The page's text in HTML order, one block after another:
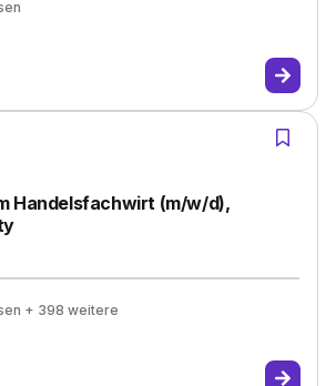
Handelsfachwirt (m/w/d),
+ 398 weitere